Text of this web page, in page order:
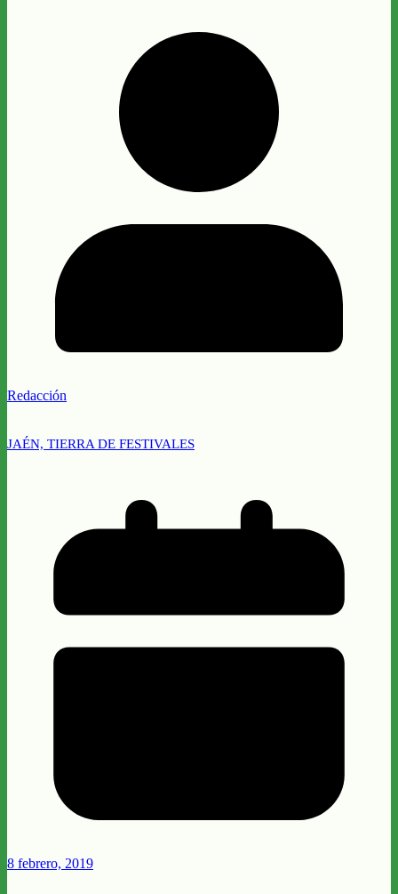
Redacción
JAÉN, TIERRA DE FESTIVALES
8 febrero, 2019